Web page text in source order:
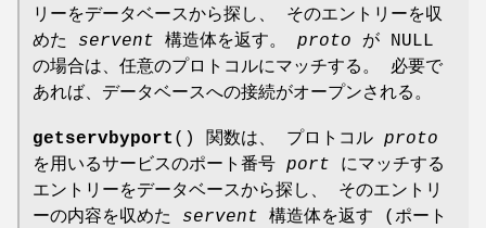
リーをデータベースから探し、 そのエントリーを収
めた servent 構造体を返す。 proto が NULL
の場合は、任意のプロトコルにマッチする。 必要で
あれば、データベースへの接続がオープンされる。
getservbyport () 関数は、 プロトコル proto
を用いるサービスのポート番号 port にマッチする
エントリーをデータベースから探し、 そのエントリ
ーの内容を収めた servent 構造体を返す (ポート